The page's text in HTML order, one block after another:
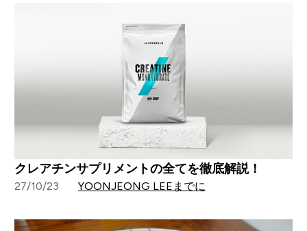
クレアチンサプリメントの全てを徹底解説！
27/10/23 YOONJEONG LEEまでに